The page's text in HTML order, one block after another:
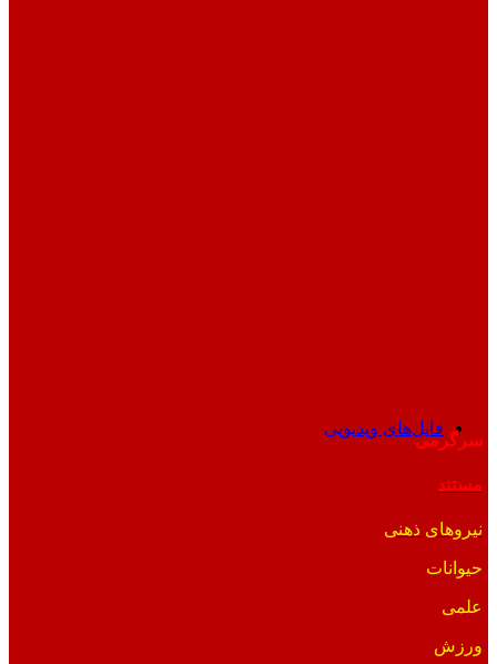
فایل‌های ویدیویی
سرگرمی
مستند
نیروهای ذهنی
حیوانات
علمی
ورزش